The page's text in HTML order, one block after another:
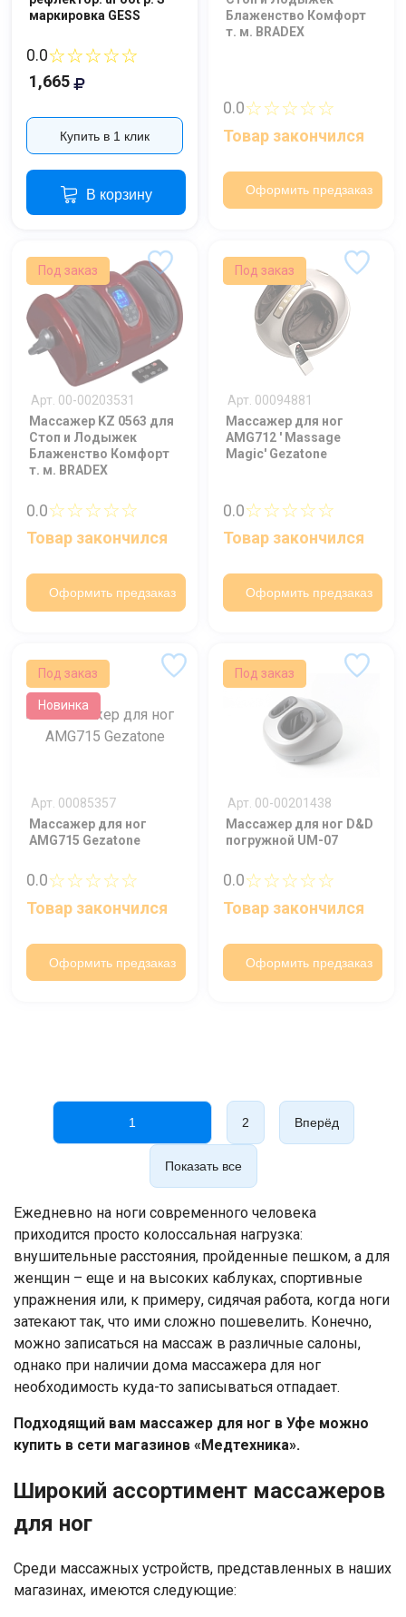
маркировка GESS
0.0☆☆☆☆☆
1,665
Купить в 1 клик
В корзину
Блаженство Комфорт
т. м. BRADEX
0.0☆☆☆☆☆
Товар закончился
Оформить предзаказ
Под заказ
Арт. 00-00203531
Массажер KZ 0563 для
Стоп и Лодыжек
Блаженство Комфорт
т. м. BRADEX
0.0☆☆☆☆☆
Товар закончился
Оформить предзаказ
Под заказ
Арт. 00094881
Массажер для ног
AMG712 ' Massage
Magic' Gezatone
0.0☆☆☆☆☆
Товар закончился
Оформить предзаказ
Под заказ
Новинка
Арт. 00085357
Массажер для ног
AMG715 Gezatone
0.0☆☆☆☆☆
Товар закончился
Оформить предзаказ
Под заказ
Арт. 00-00201438
Массажер для ног D&D
погружной UM-07
0.0☆☆☆☆☆
Товар закончился
Оформить предзаказ
1 2 Вперёд
Показать все
Ежедневно на ноги современного человека
приходится просто колоссальная нагрузка:
внушительные расстояния, пройденные пешком, а для
женщин – еще и на высоких каблуках, спортивные
упражнения или, к примеру, сидячая работа, когда ноги
затекают так, что ими сложно пошевелить. Конечно,
можно записаться на массаж в различные салоны,
однако при наличии дома массажера для ног
необходимость куда-то записываться отпадает.
Подходящий вам массажер для ног в Уфе можно
купить в сети магазинов «Медтехника».
Широкий ассортимент массажеров
для ног
Среди массажных устройств, представленных в наших
магазинах, имеются следующие:
Нажимая на кнопку "Отправить" вы
соглашаетесь на обработку
персональных данных